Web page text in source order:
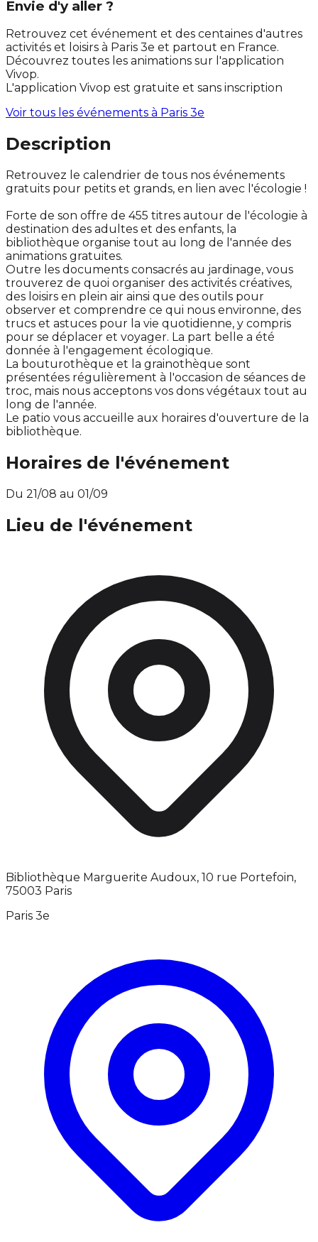
Envie d'y aller ?
Retrouvez cet événement et des centaines d'autres
activités et loisirs à Paris 3e et partout en France.
Découvrez toutes les animations sur l'application
Vivop.
L'application Vivop est gratuite et sans inscription
Voir tous les événements à Paris 3e
Description
Retrouvez le calendrier de tous nos événements
gratuits pour petits et grands, en lien avec l'écologie !
Forte de son offre de 455 titres autour de l'écologie à
destination des adultes et des enfants, la
bibliothèque organise tout au long de l'année des
animations gratuites.
Outre les documents consacrés au jardinage, vous
trouverez de quoi organiser des activités créatives,
des loisirs en plein air ainsi que des outils pour
observer et comprendre ce qui nous environne, des
trucs et astuces pour la vie quotidienne, y compris
pour se déplacer et voyager. La part belle a été
donnée à l'engagement écologique.
La bouturothèque et la grainothèque sont
présentées régulièrement à l'occasion de séances de
troc, mais nous acceptons vos dons végétaux tout au
long de l'année.
Le patio vous accueille aux horaires d'ouverture de la
bibliothèque.
Horaires de l'événement
Du 21/08 au 01/09
Lieu de l'événement
Bibliothèque Marguerite Audoux, 10 rue Portefoin,
75003 Paris
Paris 3e